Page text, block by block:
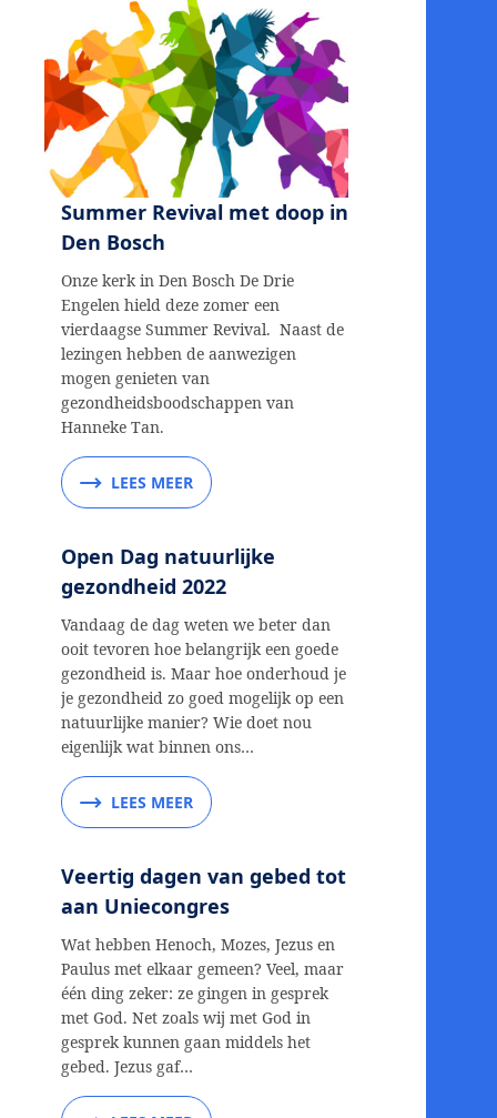
Summer Revival met doop in
Den Bosch
Onze kerk in Den Bosch De Drie
Engelen hield deze zomer een
vierdaagse Summer Revival. Naast de
lezingen hebben de aanwezigen
mogen genieten van
gezondheidsboodschappen van
Hanneke Tan.
LEES MEER
Open Dag natuurlijke
gezondheid 2022
Vandaag de dag weten we beter dan
ooit tevoren hoe belangrijk een goede
gezondheid is. Maar hoe onderhoud je
je gezondheid zo goed mogelijk op een
natuurlijke manier? Wie doet nou
eigenlijk wat binnen ons…
LEES MEER
Veertig dagen van gebed tot
aan Uniecongres
Wat hebben Henoch, Mozes, Jezus en
Paulus met elkaar gemeen? Veel, maar
één ding zeker: ze gingen in gesprek
met God. Net zoals wij met God in
gesprek kunnen gaan middels het
gebed. Jezus gaf…